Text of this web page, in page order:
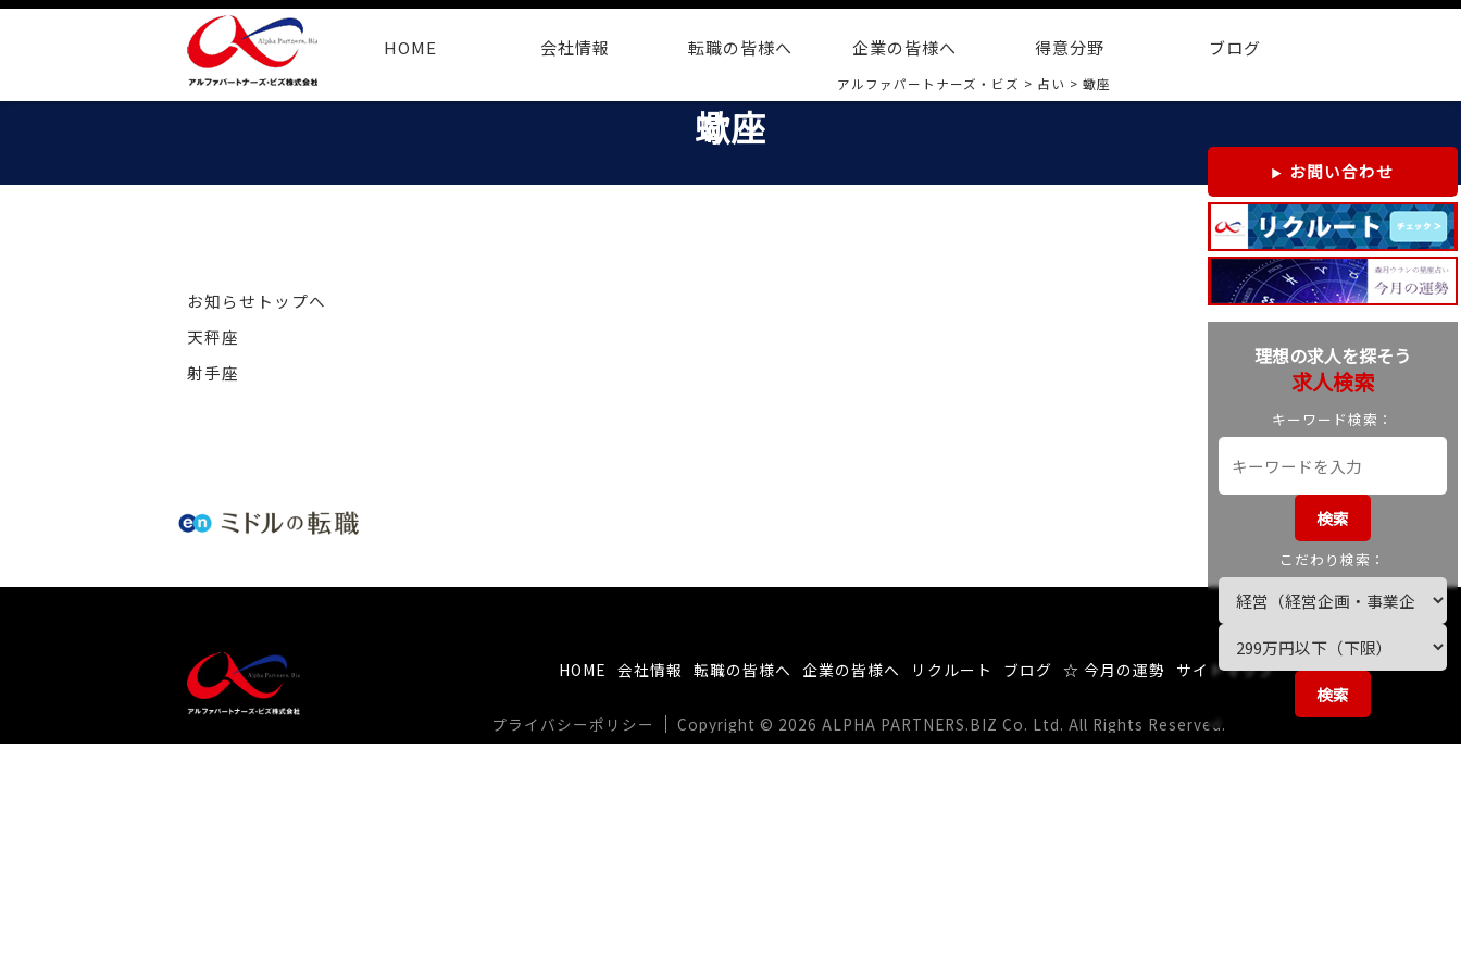
HOME 会社情報 転職の皆様へ 企業の皆様へ 得意分野 ブログ
アルファパートナーズ・ビズ > 占い > 蠍座
蠍座
お知らせトップへ
天秤座
射手座
お問い合わせ
理想の求人を探そう
求人検索
キーワード検索：
検索
こだわり検索：
検索
HOME 会社情報 転職の皆様へ 企業の皆様へ リクルート ブログ ☆ 今月の運勢 サイトマップ
プライバシーポリシー Copyright © 2026 ALPHA PARTNERS.BIZ Co. Ltd. All Rights Reserved.